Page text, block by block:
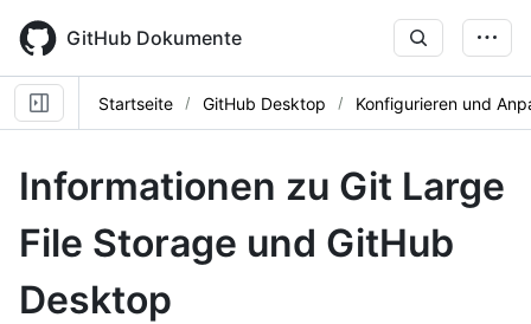
main
content
GitHub Dokumente
Startseite GitHub Desktop Konfigurieren und
Informationen zu Git Large
File Storage und GitHub
Desktop